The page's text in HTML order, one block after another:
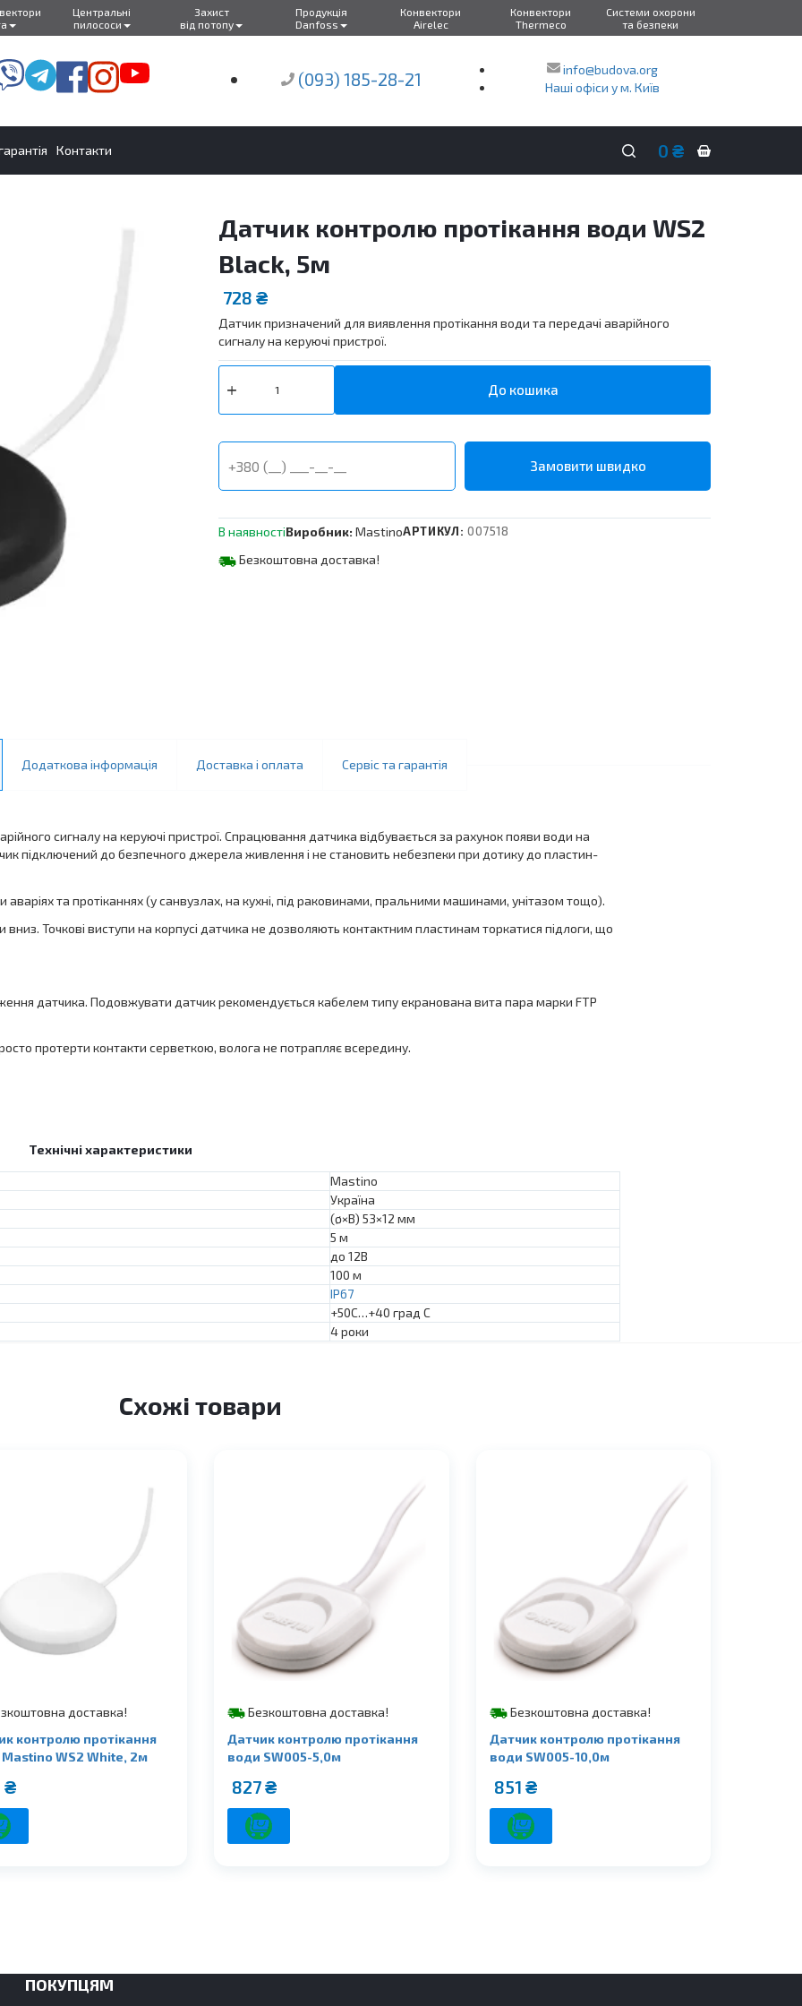
(093) 185-28-21
info@budova.org
Наші офіси у м. Київ
Контакти
Кошик
покупок
0₴
Датчик контролю протікання води WS2
Black, 5м
728 ₴
Датчик призначений для виявлення протікання води та передачі аварійного
сигналу на керуючі пристрої.
Датчик
контролю
протікання
WS2
Black,
5м
До кошика
В наявностіВиробник: MastinoАРТИКУЛ: 007518
Безкоштовна доставка!
Додаткова інформація Доставка і оплата Сервіс та гарантія
сигналу на керуючі пристрої. Спрацювання датчика відбувається за рахунок появи води на
підключений до безпечного джерела живлення і не становить небезпеки при дотику до пластин-
та протіканнях (у санвузлах, на кухні, під раковинами, пральними машинами, унітазом тощо).
Точкові виступи на корпусі датчика не дозволяють контактним пластинам торкатися підлоги, що
датчика. Подовжувати датчик рекомендується кабелем типу екранована вита пара марки FTP
протерти контакти серветкою, волога не потрапляє всередину.
Технічні характеристики
Mastino
Україна
(ø×В) 53×12 мм
5 м
до 12В
100 м
IP67
+50С…+40 град С
4 роки
Схожі товари
доставка!
контролю протікання
WS2 White, 2м
₴
Безкоштовна доставка!
Датчик контролю протікання
води SW005-5,0м
827₴
Безкоштовна доставка!
Датчик контролю протікання
води SW005-10,0м
851 ₴
ПОКУПЦЯМ
Центральні
пилососи
Захист
від потопу
Продукція
Danfoss
Конвектори
Airelec
Конвектори
Thermeco
Системи охорони
та безпеки